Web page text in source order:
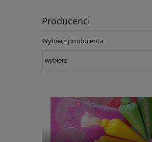
Producenci
Wybierz producenta